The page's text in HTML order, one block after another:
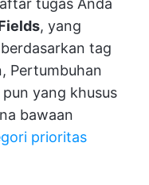
tugas Anda
, yang
tag
Pertumbuhan
yang khusus
bawaan
prioritas